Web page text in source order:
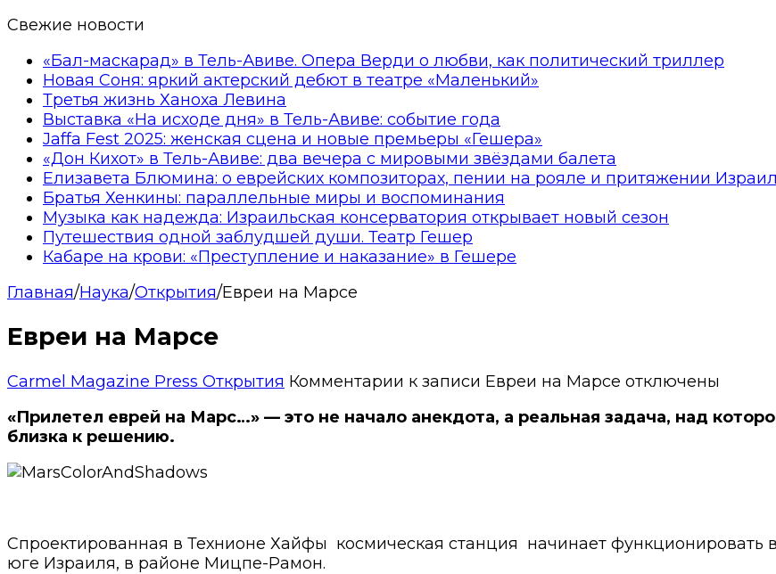
Свежие новости
«Бал-маскарад» в Тель-Авиве. Опера Верди о любви, как политический триллер
Новая Соня: яркий актерский дебют в театре «Маленький»
Третья жизнь Ханоха Левина
Выставка «На исходе дня» в Тель-Авиве: событие года
Jaffa Fest 2025: женская сцена и новые премьеры «Гешера»
«Дон Кихот» в Тель-Авиве: два вечера с мировыми звёздами балета
Елизавета Блюмина: о еврейских композиторах, пении на рояле и притяжении
Братья Хенкины: параллельные миры и воспоминания
Музыка как надежда: Израильская консерватория открывает новый сезон
Путешествия одной заблудшей души. Театр Гешер
Кабаре на крови: «Преступление и наказание» в Гешере
Главная/Наука/Открытия/Евреи на Марсе
Евреи на Марсе
Carmel Magazine Press Открытия Комментарии к записи Евреи на Марсе отключены
«Прилетел еврей на Марс…» — это не начало анекдота, а реальная задача, над
близка к решению.
Спроектированная в Технионе Хайфы космическая станция начинает функционировать
юге Израиля, в районе Мицпе-Рамон.